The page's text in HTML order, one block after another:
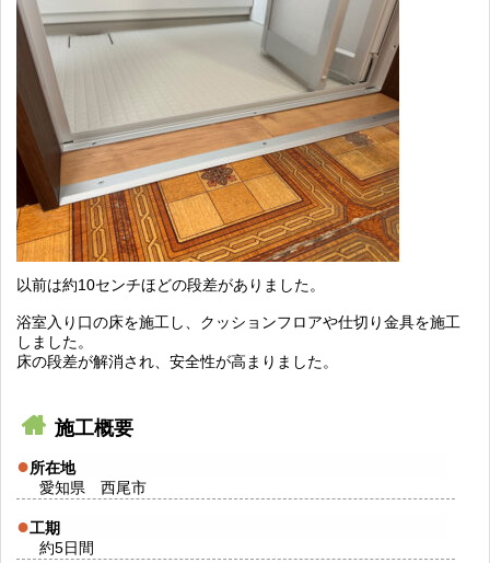
以前は約10センチほどの段差がありました。
浴室入り口の床を施工し、クッションフロアや仕切り金具を施工
しました。
床の段差が解消され、安全性が高まりました。
施工概要
所在地
愛知県 西尾市
工期
約5日間